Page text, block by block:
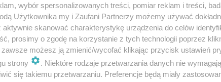
wybór spersonalizowanych treści, pomiar reklam i treści,
Użytkownika my i Zaufani Partnerzy możemy używać
skanować charakterystykę urządzenia do celów
prosimy o zgodę na korzystanie z tych technologii poprzez
zawsze możesz ją zmienić/wycofać klikając przycisk ustawień
strony
. Niektóre rodzaje przetwarzania danych nie
się takiemu przetwarzaniu. Preferencje będą miały